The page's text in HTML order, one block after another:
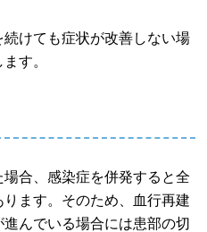
けても症状が改善しない場
す。
合、感染症を併発すると全
ます。そのため、血行再建
んでいる場合には患部の切